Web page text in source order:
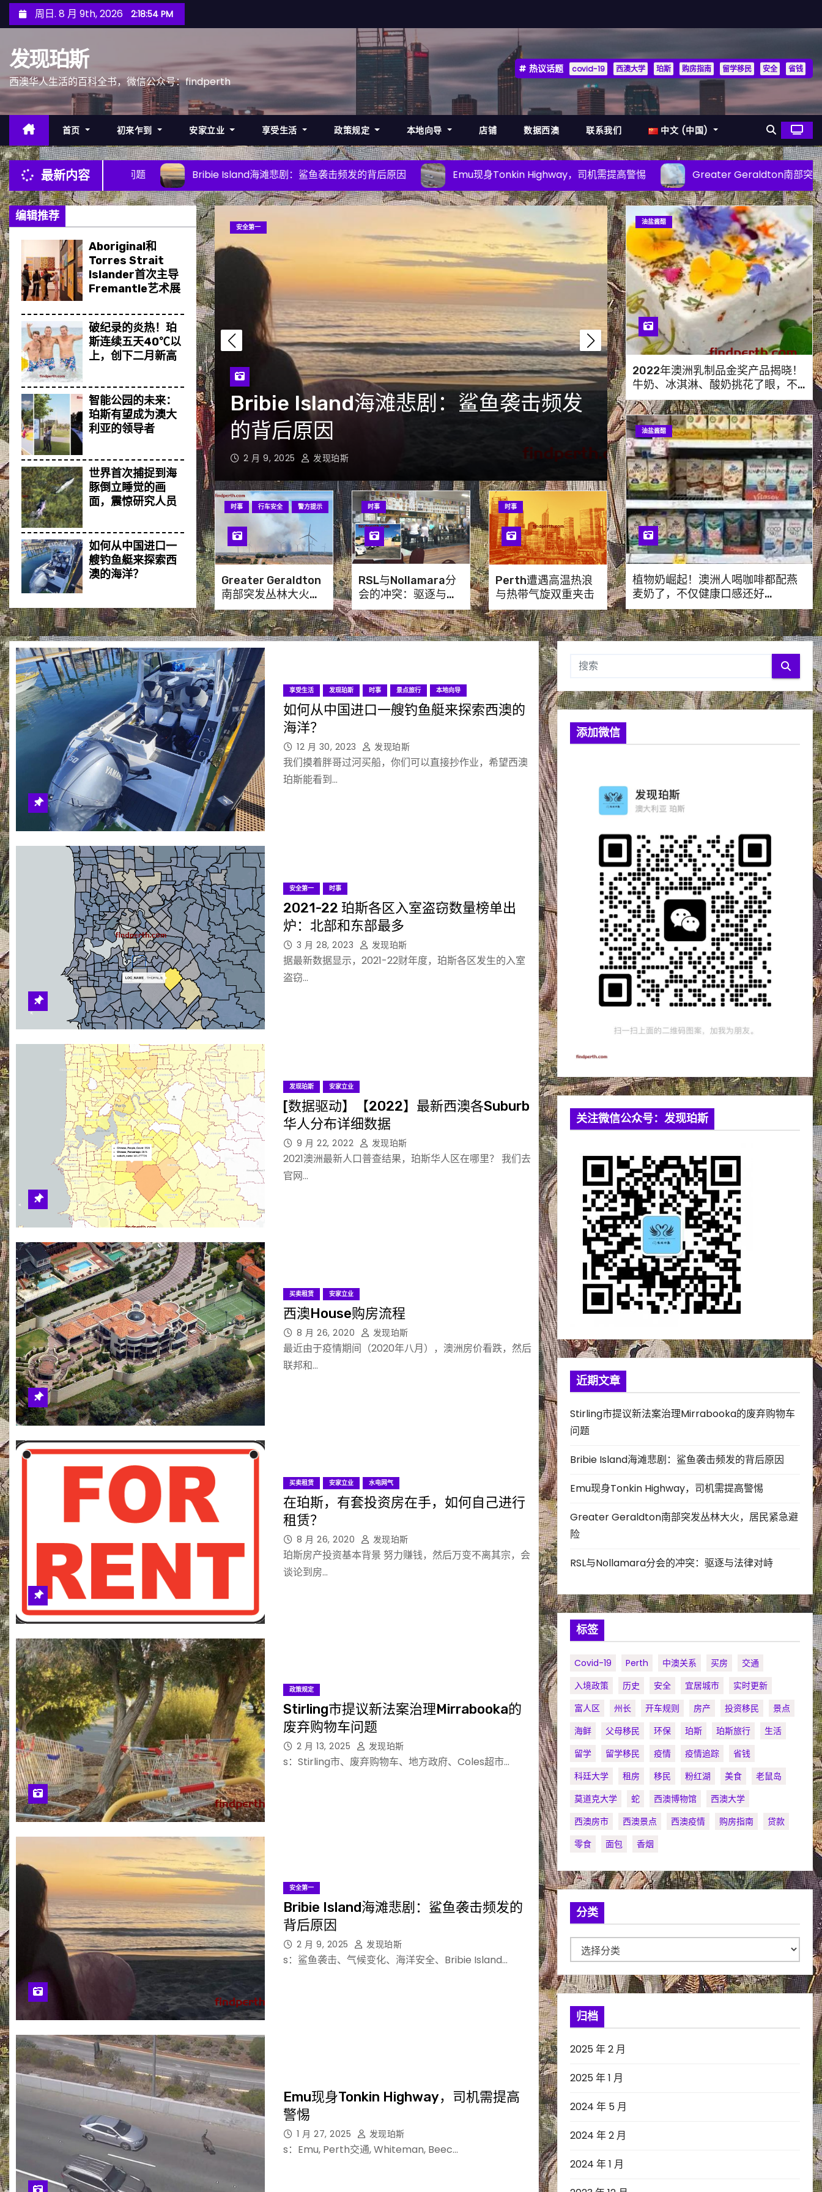
至
周日. 8 月 9th, 2026 2:18:56 PM
发现珀斯
西澳华人生活的百科全书，微信公众号：findperth
热议话题 covid-19 西澳大学 珀斯 购房指南 留学移民 安全 省钱
首页 初来乍到 安家立业 享受生活 政策规定 本地向导 店铺 数据西澳 联系我们 中文 (中国)
最新内容
问题 Bribie Island海滩悲剧：鲨鱼袭击频发的背后原因 Emu现身Tonkin Highway，司机需提高警惕 Greater Geraldton南部突发丛林大火，居民紧急避险
编辑推荐
Aboriginal和
Torres Strait
Islander首次主导
Fremantle艺术展
破纪录的炎热！珀
斯连续五天40℃以
上，创下二月新高
智能公园的未来：
珀斯有望成为澳大
利亚的领导者
世界首次捕捉到海
豚倒立睡觉的画
面，震惊研究人员
如何从中国进口一
艘钓鱼艇来探索西
澳的海洋？
“珀斯最受欢迎的虎
鲨Trevor可能又回
到了Mullaloo海滩”
“巨星归来：巨石强
森或将参加在珀斯
举行的WWE摔角赛
事”
“独自横渡印度洋
86天，创纪录的划
船者Rob Barton
和‘Wilson’安全归
来”
希拉里海滩俱乐
部：珀斯最新海滩
热点即将开业
横渡印度洋：
Mullaloo的Rob
Barton独自划船
8300公里，为青少
年心理健康助力
剧：鲨鱼袭击频发
Emu现身Tonkin Highway，司机需提
高警惕
1 月 27, 2025 发现珀斯
时事 行车安全 警方提示
Greater Geraldton
火，居民紧急避险
1 月 23, 2025 发现珀斯
时事 行车安全 警方提示
Greater Geraldton
南部突发丛林大火，
居民紧急避险
时事
RSL与Nollamara分
会的冲突：驱逐与法
律对峙
时事
Perth遭遇高温热浪
与热带气旋双重夹击
油盐酱醋
2022年澳洲乳制品金奖产品揭晓！
牛奶、冰淇淋、酸奶挑花了眼，不
妨看看这篇指南！
油盐酱醋
植物奶崛起！澳洲人喝咖啡都配燕
麦奶了，不仅健康口感还好…
享受生活 发现珀斯 时事 景点旅行 本地向导
如何从中国进口一艘钓鱼艇来探索西澳的
海洋？
12 月 30, 2023 发现珀斯
我们摸着胖哥过河买船，你们可以直接抄作业，希望西澳
珀斯能看到…
安全第一 时事
2021-22 珀斯各区入室盗窃数量榜单出
炉：北部和东部最多
3 月 28, 2023 发现珀斯
据最新数据显示，2021-22财年度，珀斯各区发生的入室
盗窃…
发现珀斯 安家立业
[数据驱动】【2022】最新西澳各Suburb
华人分布详细数据
9 月 22, 2022 发现珀斯
2021澳洲最新人口普查结果，珀斯华人区在哪里？ 我们去
官网…
买卖租赁 安家立业
西澳House购房流程
8 月 26, 2020 发现珀斯
最近由于疫情期间（2020年八月），澳洲房价看跌，然后
联邦和…
买卖租赁 安家立业 水电网气
在珀斯，有套投资房在手，如何自己进行
租赁？
8 月 26, 2020 发现珀斯
珀斯房产投资基本背景 努力赚钱，然后万变不离其宗，会
谈论到房…
政策规定
Stirling市提议新法案治理Mirrabooka的
废弃购物车问题
2 月 13, 2025 发现珀斯
s：Stirling市、废弃购物车、地方政府、Coles超市…
安全第一
Bribie Island海滩悲剧：鲨鱼袭击频发的
背后原因
2 月 9, 2025 发现珀斯
s：鲨鱼袭击、气候变化、海洋安全、Bribie Island…
Emu现身Tonkin Highway，司机需提高
警惕
1 月 27, 2025 发现珀斯
s：Emu, Perth交通, Whiteman, Beec…
添加微信
关注微信公众号：发现珀斯
近期文章
Stirling市提议新法案治理Mirrabooka的废弃购物车
问题
Bribie Island海滩悲剧：鲨鱼袭击频发的背后原因
Emu现身Tonkin Highway，司机需提高警惕
Greater Geraldton南部突发丛林大火，居民紧急避
险
RSL与Nollamara分会的冲突：驱逐与法律对峙
标签
Covid-19 Perth 中澳关系 买房
交通
入境政策
历史 安全 宜居城市
实时更新
富人区
州长 开车规则 房产 投资移民
景点
海鲜
父母移民 环保 珀斯 珀斯旅行
生活
留学
留学移民 疫情 疫情追踪
省钱
科廷大学
租房 移民 粉红湖 美食
老鼠岛
莫道克大学
蛇 西澳博物馆
西澳大学
西澳房市
西澳景点 西澳疫情 购房指南
贷款
零食
面包 香烟
分类
类
归档
2025 年 2 月
2025 年 1 月
2024 年 5 月
2024 年 2 月
2024 年 1 月